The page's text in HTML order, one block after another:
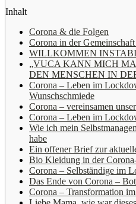
Inhalt
Corona & die Folgen
Corona in der
WILLKOMMEN
„VUCA KANN MICH
DEN MENSCHEN IN
Corona – Leben im
Wunschschmiede
Corona – vereinsamen
Corona – Leben im
Wie ich mein
habe
Ein offener Brief zur
Bio Kleidung in der
Corona – Selbständige im
Das Ende von Corona –
Corona – Transformation